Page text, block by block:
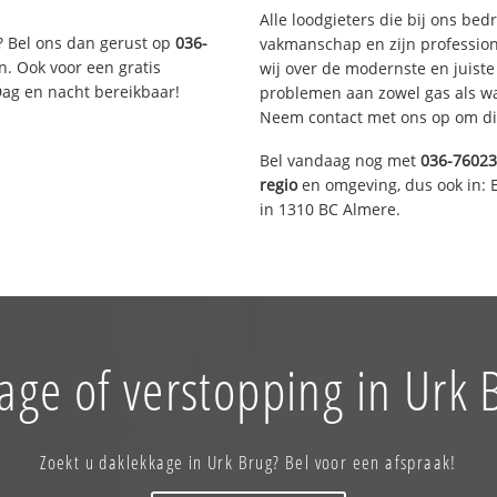
Bel ons dan gerust op036-
Ook voor een gratis
en nacht bereikbaar!
Alle loodgieters die bij ons
vakmanschap en zijn
wij over de modernste en
problemen aan zowel gas als
Neem contact met ons op om
Bel vandaag nog met 036-
regioen omgeving, dus ook in:
in 1310 BC Almere.
of verstopping in Urk
Zoekt u daklekkage in Urk Brug? Bel voor een afspraak!